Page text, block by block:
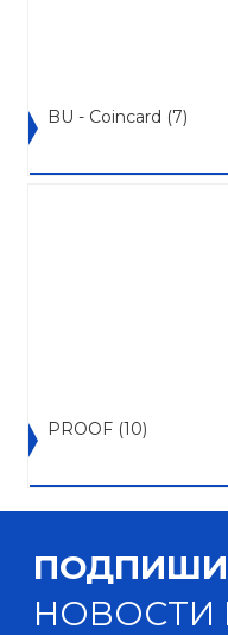
BU - Coincard (7)
PROOF (10)
НОВОСТИ